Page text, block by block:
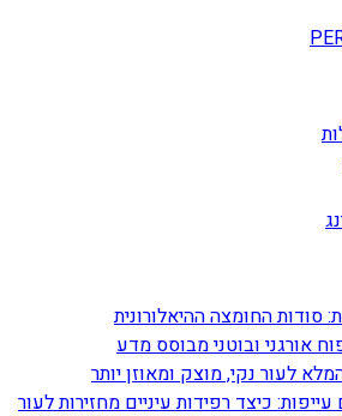
סודות החומצה ההיאלורונית
אורגני ובוטני מבוסס מדע
לעור נקי, מוצק ומאוזן יותר
עייפות: כיצד רפידות עיניים מחזירות לעור